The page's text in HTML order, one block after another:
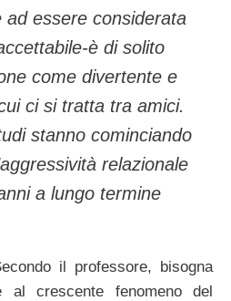
ad essere considerata
è di solito
come divertente e
ci si tratta tra amici.
stanno cominciando
relazionale
a lungo termine
il professore, bisogna
al crescente fenomeno del